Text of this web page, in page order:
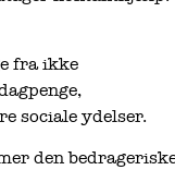
fra ikke
sociale ydelser.
den